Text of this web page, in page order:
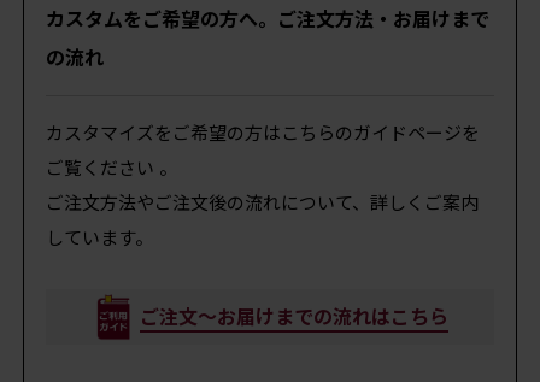
カスタムをご希望の方へ。ご注文方法・お届けまで
の流れ
カスタマイズをご希望の方はこちらのガイドページを
ご覧ください 。
ご注文方法やご注文後の流れについて、詳しくご案内
しています。
ご注文～お届けまでの流れはこちら